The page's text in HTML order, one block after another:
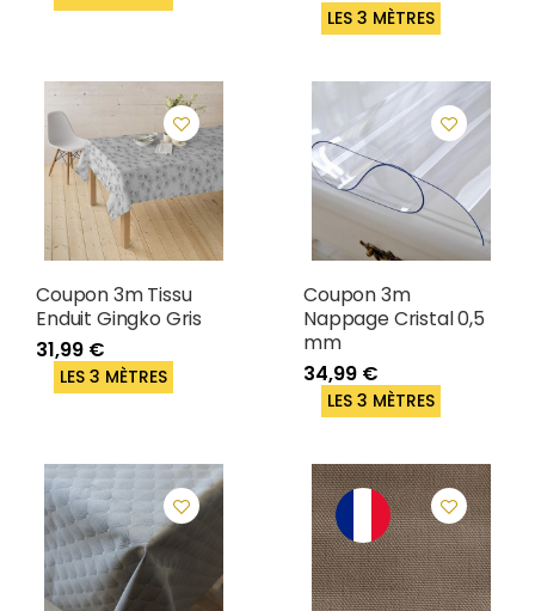
LES 3 MÈTRES
Coupon 3m Tissu
Enduit Gingko Gris
31,99 €
LES 3 MÈTRES
Coupon 3m
Nappage Cristal 0,5
mm
34,99 €
LES 3 MÈTRES